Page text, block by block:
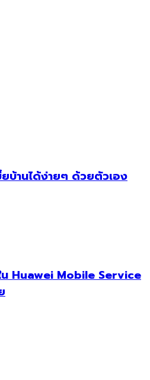
บ้านได้ง่ายๆ ด้วยตัวเอง
Huawei Mobile Service